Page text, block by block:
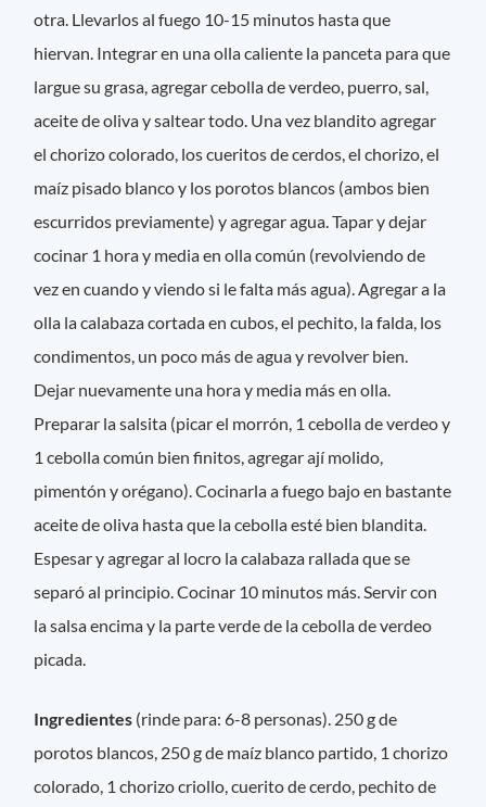
otra. Llevarlos al fuego 10-15 minutos hasta que
hiervan. Integrar en una olla caliente la panceta para que
largue su grasa, agregar cebolla de verdeo, puerro, sal,
aceite de oliva y saltear todo. Una vez blandito agregar
el chorizo colorado, los cueritos de cerdos, el chorizo, el
maíz pisado blanco y los porotos blancos (ambos bien
escurridos previamente) y agregar agua. Tapar y dejar
cocinar 1 hora y media en olla común (revolviendo de
vez en cuando y viendo si le falta más agua). Agregar a la
olla la calabaza cortada en cubos, el pechito, la falda, los
condimentos, un poco más de agua y revolver bien.
Dejar nuevamente una hora y media más en olla.
Preparar la salsita (picar el morrón, 1 cebolla de verdeo y
1 cebolla común bien finitos, agregar ají molido,
pimentón y orégano). Cocinarla a fuego bajo en bastante
aceite de oliva hasta que la cebolla esté bien blandita.
Espesar y agregar al locro la calabaza rallada que se
separó al principio. Cocinar 10 minutos más. Servir con
la salsa encima y la parte verde de la cebolla de verdeo
picada.
Ingredientes (rinde para: 6-8 personas). 250 g de
porotos blancos, 250 g de maíz blanco partido, 1 chorizo
colorado, 1 chorizo criollo, cuerito de cerdo, pechito de